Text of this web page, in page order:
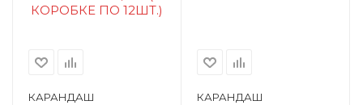
КАРАНДАШ
КАРАНДАШ